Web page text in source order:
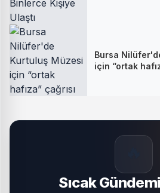
Bursa
için “ortak
Sıcak Gündemi